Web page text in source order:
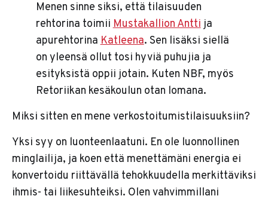
Menen sinne siksi, että tilaisuuden
rehtorina toimiiMustakallion Anttija
apurehtorinaKatleena. Sen lisäksi siellä
on yleensä ollut tosi hyviä puhujia ja
esityksistä oppii jotain. Kuten NBF, myös
Retoriikan kesäkoulun otan lomana.
Miksi sitten en mene verkostoitumistilaisuuksiin?
Yksi syy on luonteenlaatuni. En ole luonnollinen
minglailija, ja koen että menettämäni energia ei
konvertoidu riittävällä tehokkuudella merkittäviksi
ihmis- tai liikesuhteiksi. Olen vahvimmillani